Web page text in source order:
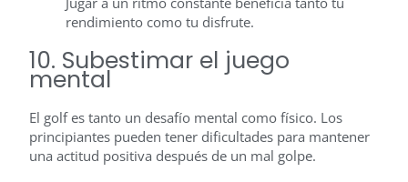
rendimiento como tu disfrute.
10. Subestimar el juego
mental
El golf es tanto un desafío mental como físico. Los
principiantes pueden tener dificultades para mantener
una actitud positiva después de un mal golpe.